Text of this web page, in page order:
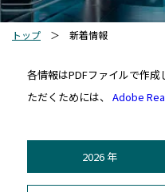
トップ ＞ 新着情報
各情報はPDFファイルで作
ただくためには、
Adobe
2026 年